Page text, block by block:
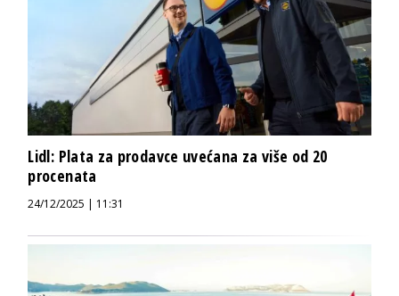
Lidl: Plata za prodavce uvećana za više od 20
procenata
24/12/2025 | 11:31